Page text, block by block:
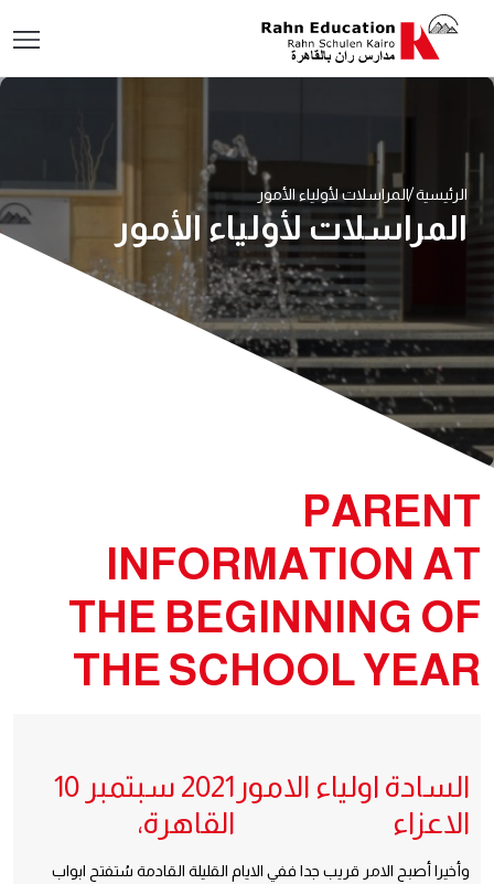
الرئيسية المراسلات لأولياء الأمور
المراسلات لأولياء الأمور
PARENT
INFORMATION AT
THE BEGINNING OF
THE SCHOOL YEAR
‫السادة اولياء الامور
الاعزاء
‫القاهرة‪،‬‬
وأخيرا أصبح الامر قريب جدا ففي الايام القليلة القادمة سُتفتح ابواب